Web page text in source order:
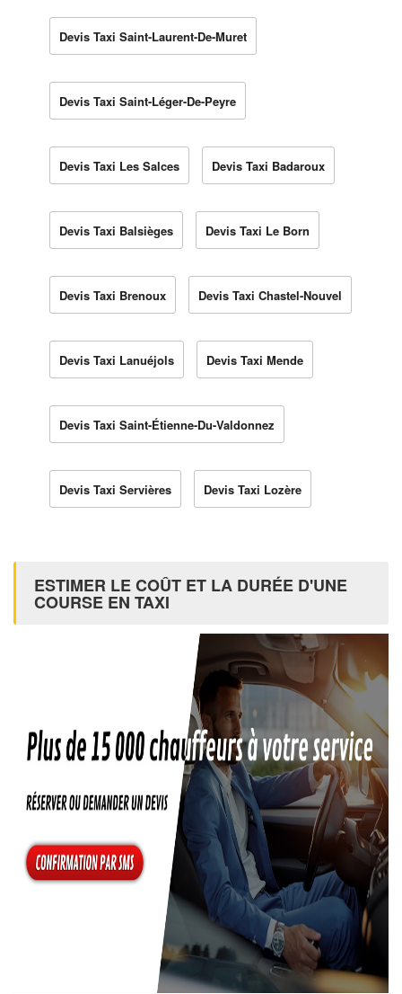
Devis Taxi Saint-Laurent-De-Muret
Devis Taxi Saint-Léger-De-Peyre
Devis Taxi Les Salces Devis Taxi Badaroux
Devis Taxi Balsièges Devis Taxi Le Born
Devis Taxi Brenoux Devis Taxi Chastel-Nouvel
Devis Taxi Lanuéjols Devis Taxi Mende
Devis Taxi Saint-Étienne-Du-Valdonnez
Devis Taxi Servières Devis Taxi Lozère
ESTIMER LE COÛT ET LA DURÉE D'UNE
COURSE EN TAXI